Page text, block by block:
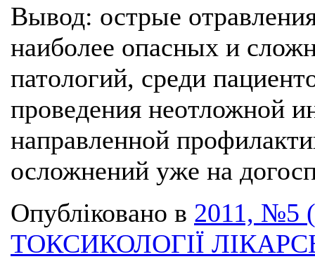
Вывод: острые
наиболее опасных и
патологий, среди
проведения неотложной
направленной
осложнений уже на
Опубліковано в 2011, №5
ТОКСИКОЛОГІЇ